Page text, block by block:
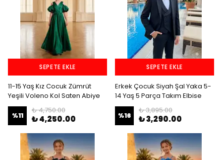
SEPETE EKLE
11-15 Yaş Kız Cocuk Zümrüt
Yeşili Voleno Kol Saten Abiye
%11
₺ 4,750.00
₺ 4,250.00
SEPETE EKLE
Erkek Çocuk Siyah Şal Yaka 5-
14 Yaş 5 Parça Takım Elbise
%16
₺ 3,895.00
₺ 3,290.00